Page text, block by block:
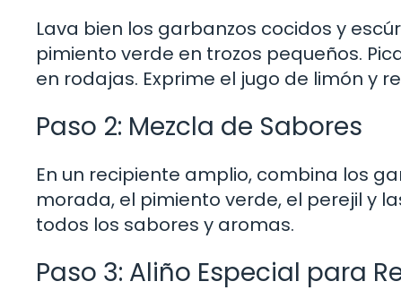
Lava bien los garbanzos cocidos y
pimiento verde en trozos pequeños.
en rodajas. Exprime el jugo de limón y
Paso 2: Mezcla de Sabores
En un recipiente amplio, combina los
morada, el pimiento verde, el perejil y
todos los sabores y aromas.
Paso 3: Aliño Especial para